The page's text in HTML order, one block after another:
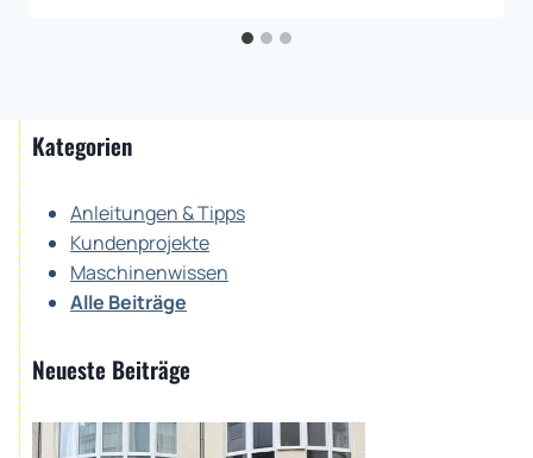
Kategorien
Anleitungen & Tipps
Kundenprojekte
Maschinenwissen
Alle Beiträge
Neueste Beiträge